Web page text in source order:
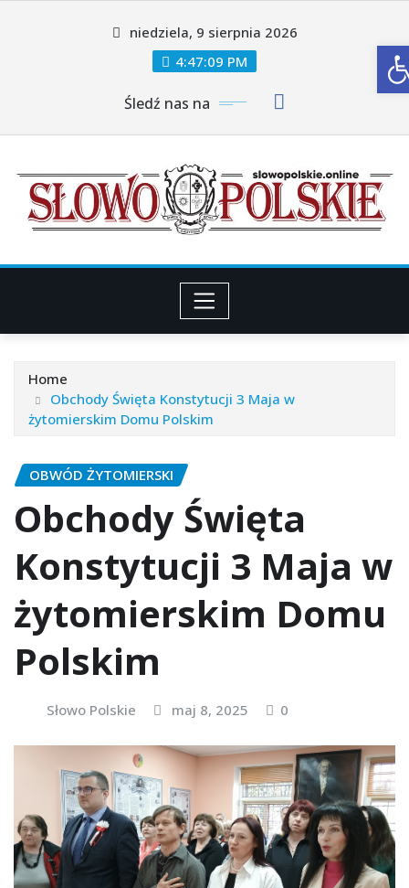
niedziela, 9 sierpnia 2026
4:47:11 PM
Śledź nas na
Home
Obchody Święta Konstytucji 3 Maja w
żytomierskim Domu Polskim
OBWÓD ŻYTOMIERSKI
Obchody Święta
Konstytucji 3 Maja w
żytomierskim Domu
Polskim
Słowo Polskie maj 8, 2025 0